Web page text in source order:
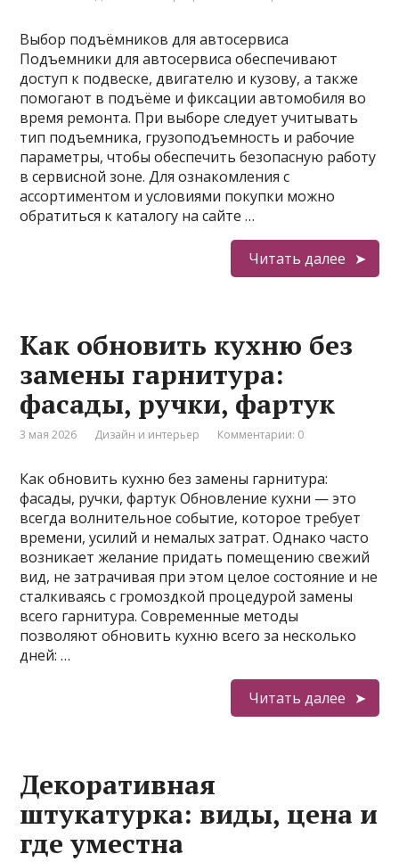
Выбор подъёмников для автосервиса
Подъемники для автосервиса обеспечивают
доступ к подвеске, двигателю и кузову, а также
помогают в подъёме и фиксации автомобиля во
время ремонта. При выборе следует учитывать
тип подъемника, грузоподъемность и рабочие
параметры, чтобы обеспечить безопасную работу
в сервисной зоне. Для ознакомления с
ассортиментом и условиями покупки можно
обратиться к каталогу на сайте …
Читать далее
Как обновить кухню без
замены гарнитура:
фасады, ручки, фартук
3 мая 2026 Дизайн и интерьер Комментарии: 0
Как обновить кухню без замены гарнитура:
фасады, ручки, фартук Обновление кухни — это
всегда волнительное событие, которое требует
времени, усилий и немалых затрат. Однако часто
возникает желание придать помещению свежий
вид, не затрачивая при этом целое состояние и не
сталкиваясь с громоздкой процедурой замены
всего гарнитура. Современные методы
позволяют обновить кухню всего за несколько
дней: …
Читать далее
Декоративная
штукатурка: виды, цена и
где уместна